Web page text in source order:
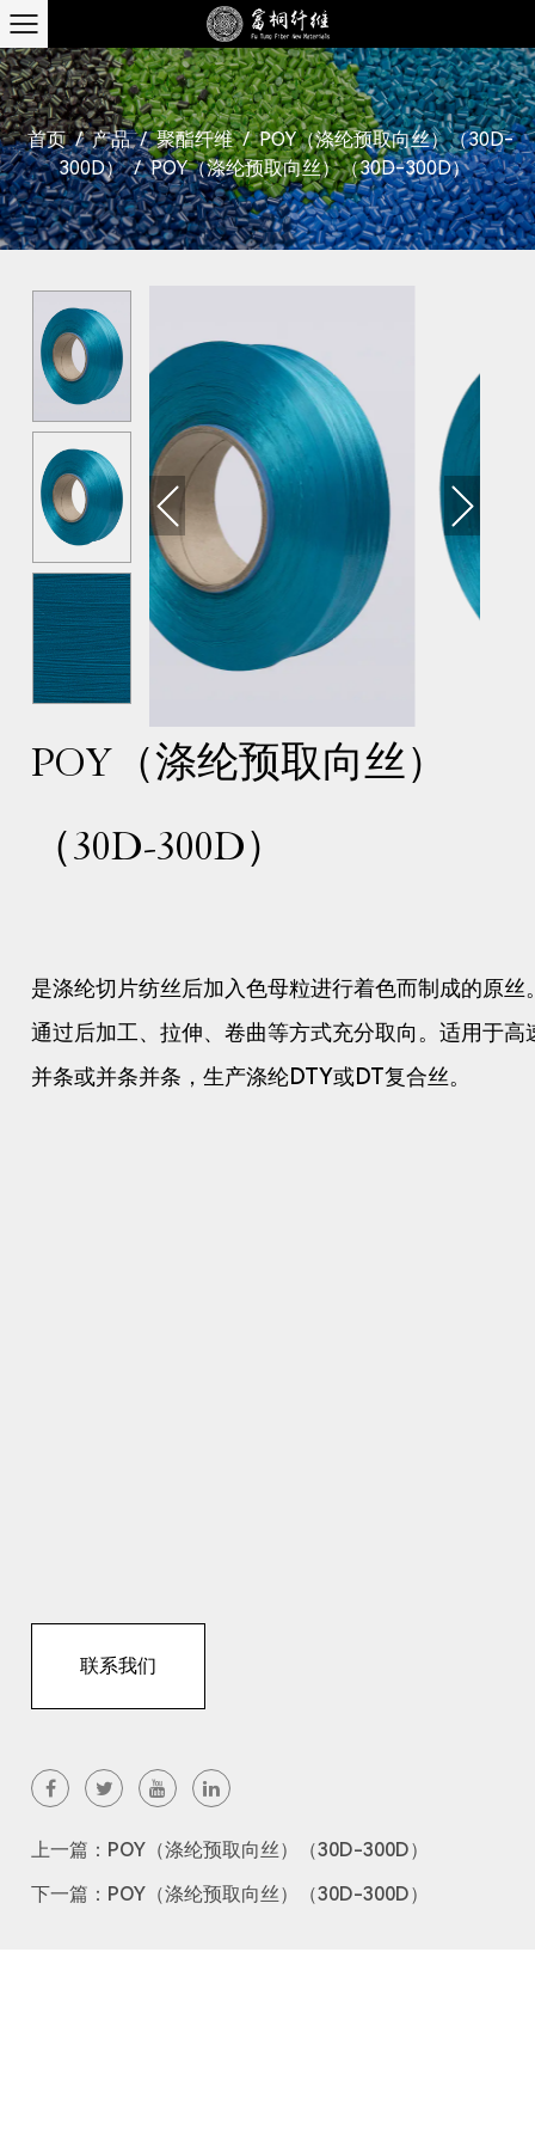
首页 / 产品 / 聚酯纤维 / POY（涤纶预取向丝）（30D-
300D） / POY（涤纶预取向丝）（30D-300D）
Previous
POY（涤纶预取向丝）
（30D-300D）
是涤纶切片纺丝后加入色母粒进行着色而制成的原
通过后加工、拉伸、卷曲等方式充分取向。适用于
并条或并条并条，生产涤纶DTY或DT复合丝。
联系我们
上一篇：POY（涤纶预取向丝）（30D-300D）
下一篇：POY（涤纶预取向丝）（30D-300D）